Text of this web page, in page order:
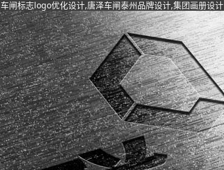
车闸标志logo优化设计,唐泽车闸泰州品牌设计,集团画册设计